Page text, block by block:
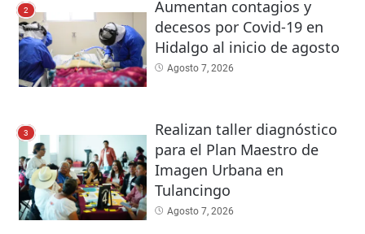
2
Aumentan contagios y
decesos por Covid-19 en
Hidalgo al inicio de agosto
Agosto 7, 2026
3
Realizan taller diagnóstico
para el Plan Maestro de
Imagen Urbana en
Tulancingo
Agosto 7, 2026